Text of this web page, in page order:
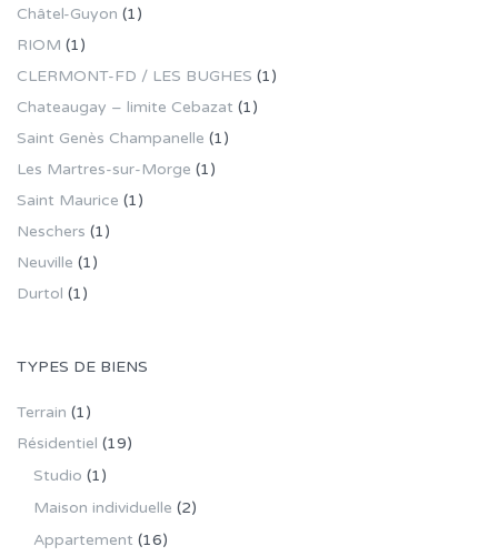
Châtel-Guyon (1)
RIOM (1)
CLERMONT-FD / LES BUGHES (1)
Chateaugay – limite Cebazat (1)
Saint Genès Champanelle (1)
Les Martres-sur-Morge (1)
Saint Maurice (1)
Neschers (1)
Neuville (1)
Durtol (1)
TYPES DE BIENS
Terrain (1)
Résidentiel (19)
Studio (1)
Maison individuelle (2)
Appartement (16)